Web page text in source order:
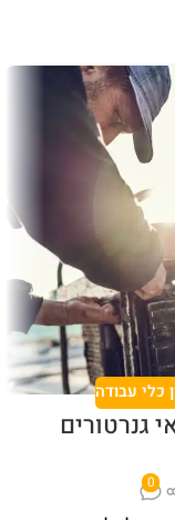
כלי עבודה
גנרטורים
0